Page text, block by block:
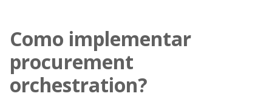
Como implementar
procurement
orchestration?